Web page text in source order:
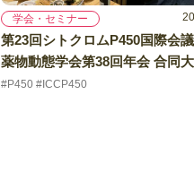
学会・セミナー
第23回シトクロムP450国際会
薬物動態学会第38回年会 合同
#P450 #ICCP450